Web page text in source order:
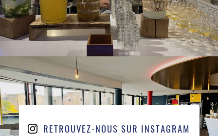
RETROUVEZ-NOUS SUR INSTAGRAM